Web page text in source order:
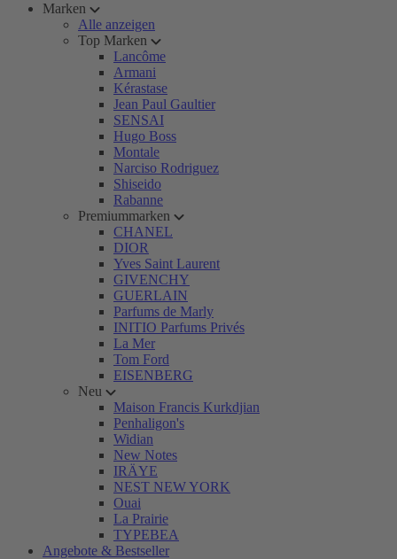
Marken
Alle anzeigen
Top Marken
Lancôme
Armani
Kérastase
Jean Paul Gaultier
SENSAI
Hugo Boss
Montale
Narciso Rodriguez
Shiseido
Rabanne
Premiummarken
CHANEL
DIOR
Yves Saint Laurent
GIVENCHY
GUERLAIN
Parfums de Marly
INITIO Parfums Privés
La Mer
Tom Ford
EISENBERG
Neu
Maison Francis Kurkdjian
Penhaligon's
Widian
New Notes
IRÄYE
NEST NEW YORK
Ouai
La Prairie
TYPEBEA
Angebote & Bestseller